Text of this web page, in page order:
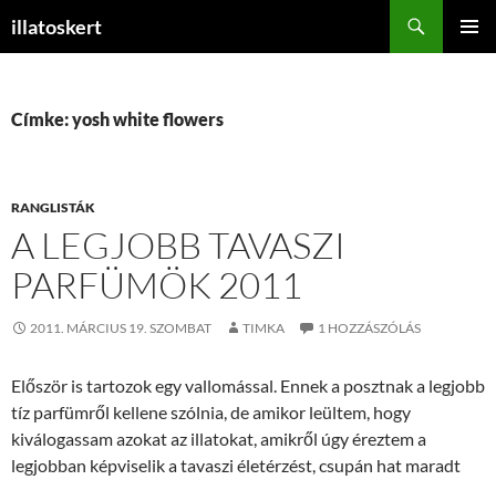
illatoskert
Címke: yosh white flowers
RANGLISTÁK
A LEGJOBB TAVASZI
PARFÜMÖK 2011
2011. MÁRCIUS 19. SZOMBAT TIMKA 1 HOZZÁSZÓLÁS
Először is tartozok egy vallomással. Ennek a posztnak a legjobb
tíz parfümről kellene szólnia, de amikor leültem, hogy
kiválogassam azokat az illatokat, amikről úgy éreztem a
legjobban képviselik a tavaszi életérzést, csupán hat maradt